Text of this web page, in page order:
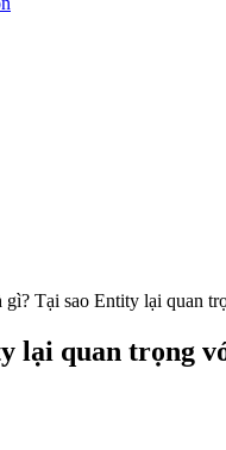
Tại sao Entity lại quan
lại quan trọng